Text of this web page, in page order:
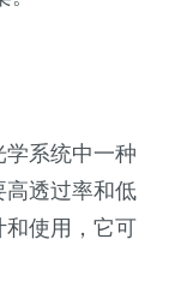
系统中一种
透过率和低
使用，它可